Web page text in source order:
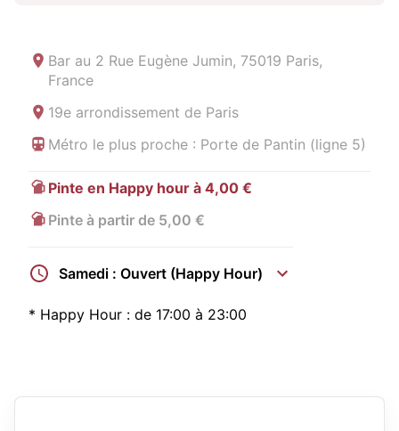
Bar au 2 Rue Eugène Jumin, 75019 Paris,
France
19e arrondissement de Paris
Métro le plus proche : Porte de Pantin (ligne 5)
Pinte en Happy hour à 4,00 €
Pinte à partir de 5,00 €
Samedi : Ouvert (Happy Hour)
* Happy Hour : de 17:00 à 23:00